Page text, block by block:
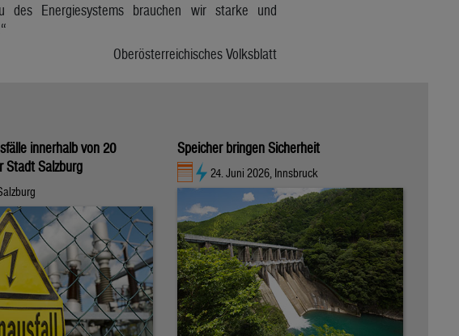
des Energiesystems brauchen wir starke und
Oberösterreichisches Volksblatt
innerhalb von 20
Stadt Salzburg
Speicher bringen Sicherheit
24. Juni 2026, Innsbruck